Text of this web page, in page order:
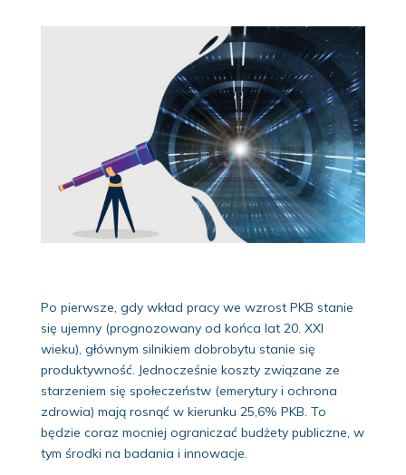
Po pierwsze, gdy wkład pracy we wzrost PKB stanie
się ujemny (prognozowany od końca lat 20. XXI
wieku), głównym silnikiem dobrobytu stanie się
produktywność. Jednocześnie koszty związane ze
starzeniem się społeczeństw (emerytury i ochrona
zdrowia) mają rosnąć w kierunku 25,6% PKB. To
będzie coraz mocniej ograniczać budżety publiczne, w
tym środki na badania i innowacje.